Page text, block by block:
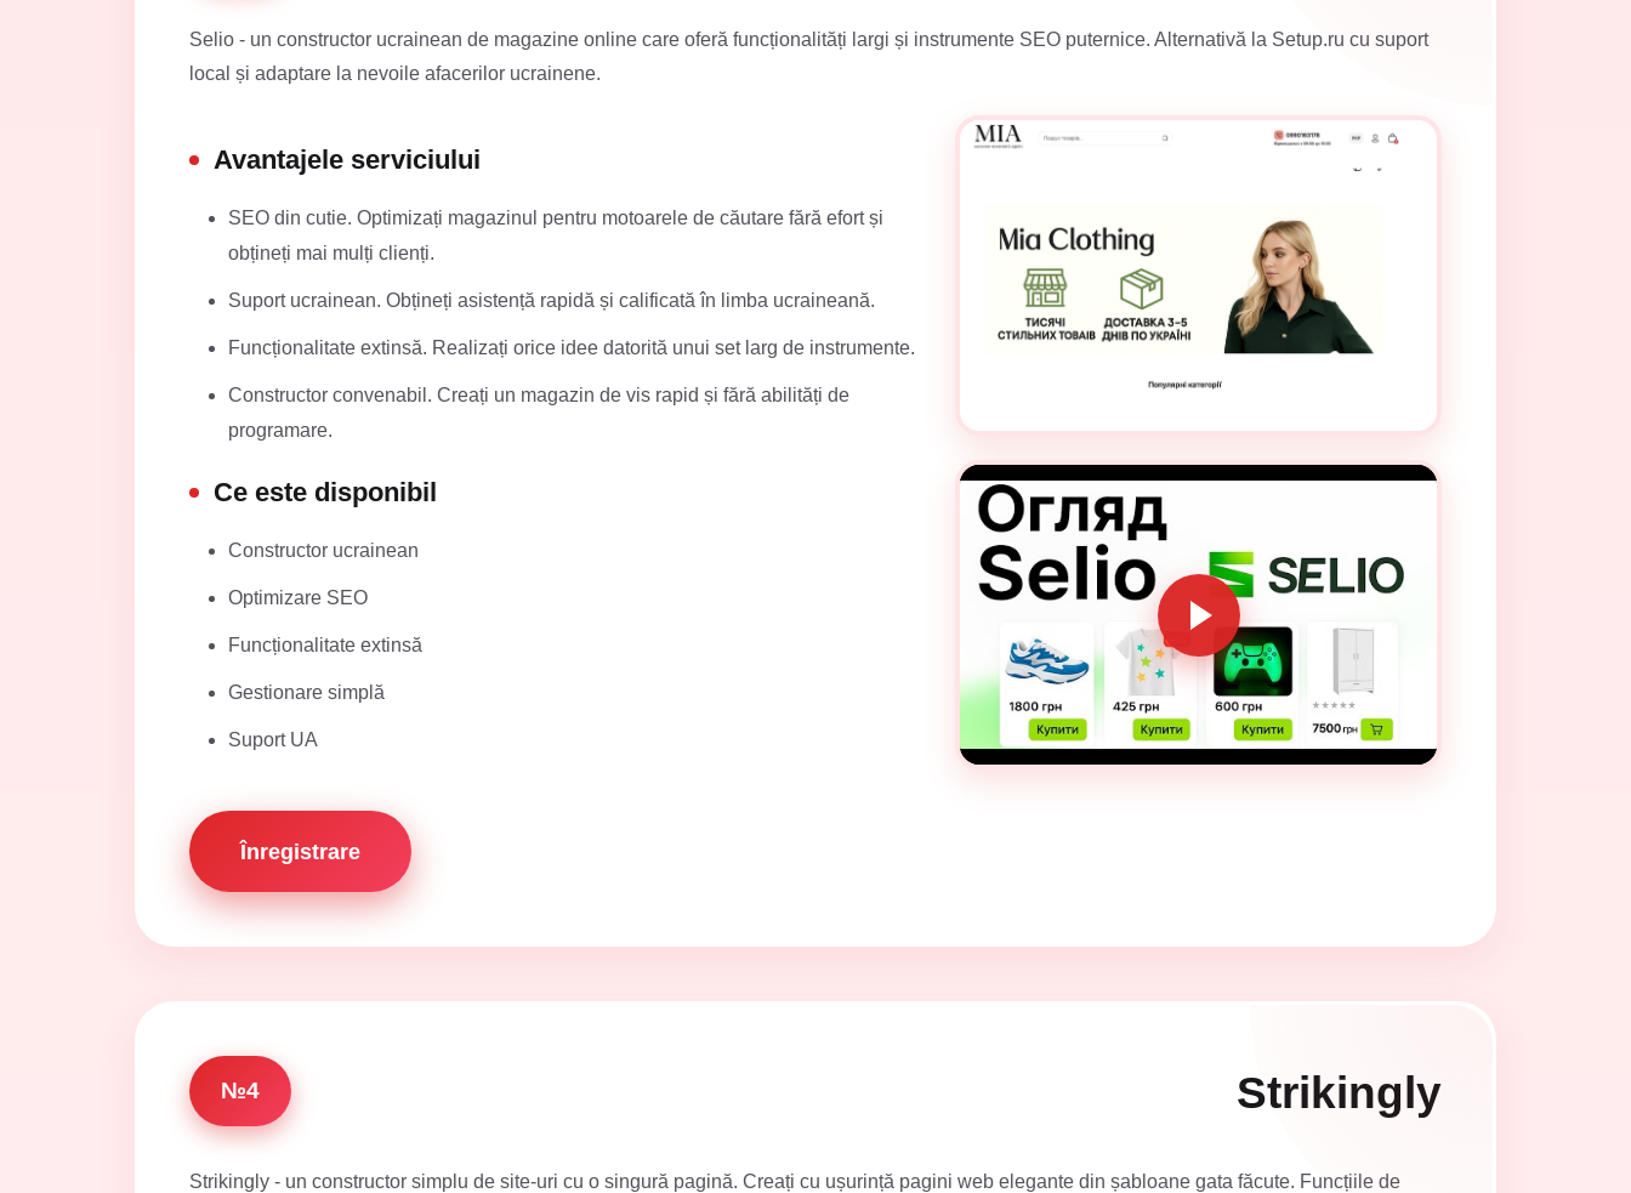
Selio - un constructor ucrainean de magazine online care oferă funcționalități largi și instrumente SEO puternice. Alternativă la Setup.ru cu suport
local și adaptare la nevoile afacerilor ucrainene.
Avantajele serviciului
SEO din cutie. Optimizați magazinul pentru motoarele de căutare fără efort și
obțineți mai mulți clienți.
Suport ucrainean. Obțineți asistență rapidă și calificată în limba ucraineană.
Funcționalitate extinsă. Realizați orice idee datorită unui set larg de instrumente.
Constructor convenabil. Creați un magazin de vis rapid și fără abilități de
programare.
Ce este disponibil
Constructor ucrainean
Optimizare SEO
Funcționalitate extinsă
Gestionare simplă
Suport UA
Înregistrare
№4 Strikingly
Strikingly - un constructor simplu de site-uri cu o singură pagină. Creați cu ușurință pagini web elegante din șabloane gata făcute. Funcțiile de